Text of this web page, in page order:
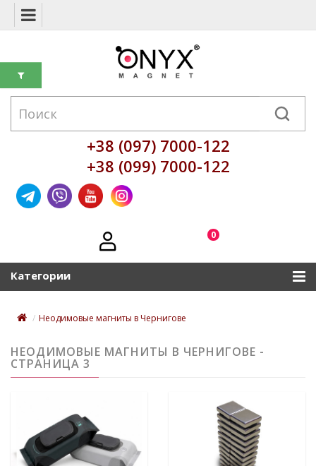
+38 (097) 7000-122
+38 (099) 7000-122
0
Категории
Неодимовые магниты в Чернигове
НЕОДИМОВЫЕ МАГНИТЫ В ЧЕРНИГОВЕ -
СТРАНИЦА 3